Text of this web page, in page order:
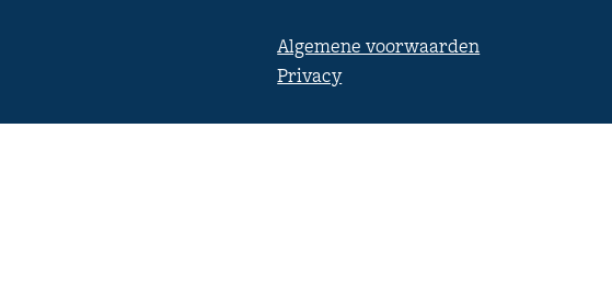
Algemene voorwaarden
Privacy